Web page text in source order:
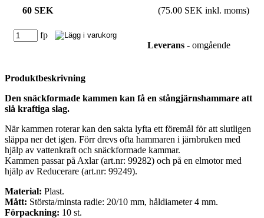
60 SEK (75.00 SEK inkl. moms)
fp
Leverans - omgående
Produktbeskrivning
Den snäckformade kammen kan få en stångjärnshammare att
slå kraftiga slag.
När kammen roterar kan den sakta lyfta ett föremål för att slutligen
släppa ner det igen. Förr drevs ofta hammaren i järnbruken med
hjälp av vattenkraft och snäckformade kammar.
Kammen passar på Axlar (art.nr: 99282) och på en elmotor med
hjälp av Reducerare (art.nr: 99249).
Material: Plast.
Mått: Största/minsta radie: 20/10 mm, håldiameter 4 mm.
Förpackning: 10 st.